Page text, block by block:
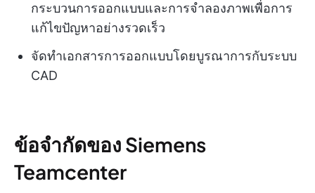
กระบวนการออกแบบและการจำลองภาพเพื่อการ
แก้ไขปัญหาอย่างรวดเร็ว
จัดทำเอกสารการออกแบบโดยบูรณาการกับระบบ
CAD
ข้อจำกัดของ Siemens
Teamcenter